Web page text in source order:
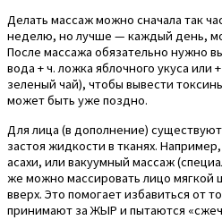
Делать массаж можно сначала так
неделю, но лучше — каждый день,
После массажа обязательно нужно
вода + ч. ложка яблочного укуса или
зеленый чай), чтобы вывести
может быть уже поздно.
Для лица (в дополнение)
застоя жидкости в тканях.
асахи, или вакуумный массаж
же можно массировать лицо мягкой
вверх. Это помогает избавиться от
принимают за ЖЫР и пытаются